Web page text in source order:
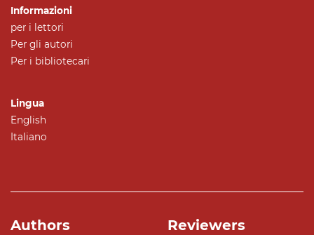
Informazioni
per i lettori
Per gli autori
Per i bibliotecari
Lingua
English
Italiano
Authors Reviewers